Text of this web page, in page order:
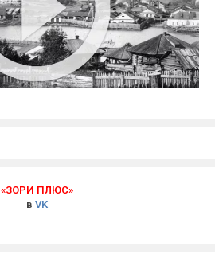
«ЗОРИ ПЛЮС»
в VK